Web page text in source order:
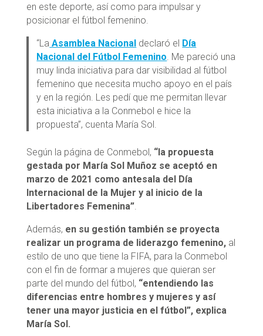
en este deporte, así como para impulsar y
posicionar el fútbol femenino.
“La Asamblea Nacional declaró el Día
Nacional del Fútbol Femenino . Me pareció una
muy linda iniciativa para dar visibilidad al fútbol
femenino que necesita mucho apoyo en el país
y en la región. Les pedí que me permitan llevar
esta iniciativa a la Conmebol e hice la
propuesta”, cuenta María Sol.
Según la página de Conmebol, “la propuesta
gestada por María Sol Muñoz se aceptó en
marzo de 2021 como antesala del Día
Internacional de la Mujer y al inicio de la
Libertadores Femenina”.
Además, en su gestión también se proyecta
realizar un programa de liderazgo femenino,al
estilo de uno que tiene la FIFA, para la Conmebol
con el fin de formar a mujeres que quieran ser
parte del mundo del fútbol, “entendiendo las
diferencias entre hombres y mujeres y así
tener una mayor justicia en el fútbol”, explica
María Sol.